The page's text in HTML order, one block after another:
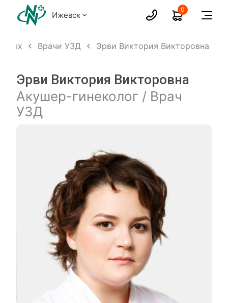
Ижевск
0
Врачи УЗД Эрви Виктория Викторовна
Эрви Виктория Викторовна
Акушер-гинеколог / Врач
УЗД